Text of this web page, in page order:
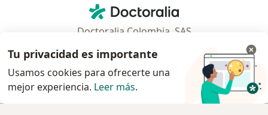
Doctoralia - Página de inicio
Doctoralia Colombia, SAS
Municipio: Bogotá D.C., Colombia
Tu privacidad es importante
Usamos cookies para ofrecerte una
mejor experiencia. Leer más.